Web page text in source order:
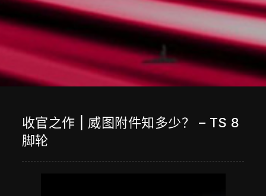
收官之作 | 威图附件知多少？ – TS 8
脚轮